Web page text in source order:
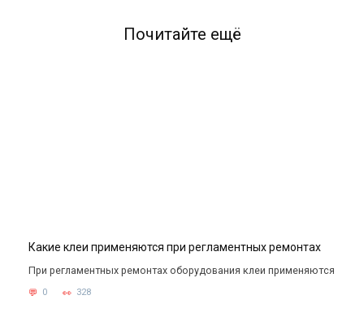
Почитайте ещё
Какие клеи применяются при регламентных ремонтах
При регламентных ремонтах оборудования клеи применяются
0 328